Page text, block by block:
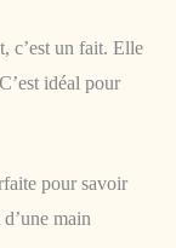
c’est un fait. Elle
idéal pour
pour savoir
d’une main